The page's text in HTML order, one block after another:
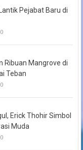
Pejabat Baru di
0
Ribuan Mangrove di
Teban
0
Erick Thohir Simbol
Muda
0